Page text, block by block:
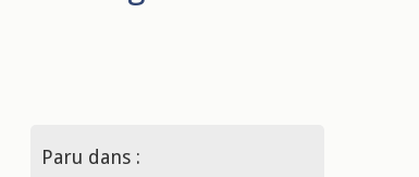
Paru dans :